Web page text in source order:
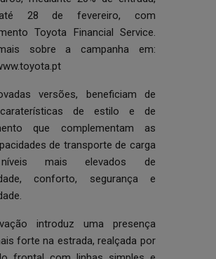
28 de fevereiro, com
Toyota Financial Service.
sobre a campanha em:
versões, beneficiam de
de estilo e de
que complementam as
de transporte de carga
mais elevados de
conforto, segurança e
introduz uma presença
forte na estrada, realçada por